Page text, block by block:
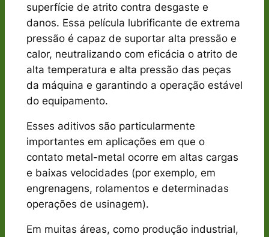
superfície de atrito contra desgaste e
danos. Essa película lubrificante de extrema
pressão é capaz de suportar alta pressão e
calor, neutralizando com eficácia o atrito de
alta temperatura e alta pressão das peças
da máquina e garantindo a operação estável
do equipamento.
Esses aditivos são particularmente
importantes em aplicações em que o
contato metal-metal ocorre em altas cargas
e baixas velocidades (por exemplo, em
engrenagens, rolamentos e determinadas
operações de usinagem).
Em muitas áreas, como produção industrial,